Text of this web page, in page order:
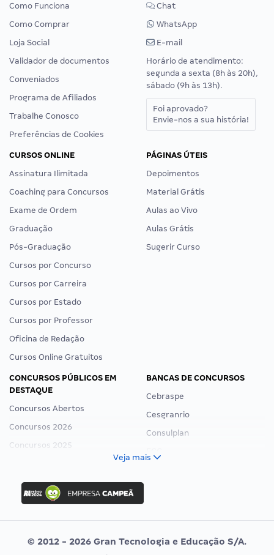
Como Funciona
Como Comprar
Loja Social
Validador de documentos
Conveniados
Programa de Afiliados
Trabalhe Conosco
Preferências de Cookies
Chat
WhatsApp
E-mail
Horário de atendimento:
segunda a sexta (8h às 20h),
sábado (9h às 13h).
Foi aprovado?
Envie-nos a sua história!
CURSOS ONLINE
Assinatura Ilimitada
Coaching para Concursos
Exame de Ordem
Graduação
Pós-Graduação
Cursos por Concurso
Cursos por Carreira
Cursos por Estado
Cursos por Professor
Oficina de Redação
Cursos Online Gratuitos
PÁGINAS ÚTEIS
Depoimentos
Material Grátis
Aulas ao Vivo
Aulas Grátis
Sugerir Curso
CONCURSOS PÚBLICOS EM
DESTAQUE
Concursos Abertos
Concursos 2026
Concursos 2025
Concurso Ibama
Concurso MPU
Editais publicados
BANCAS DE CONCURSOS
Cebraspe
Cesgranrio
Consulplan
Vunesp
Veja mais
© 2012 - 2026 Gran Tecnologia e Educação S/A.